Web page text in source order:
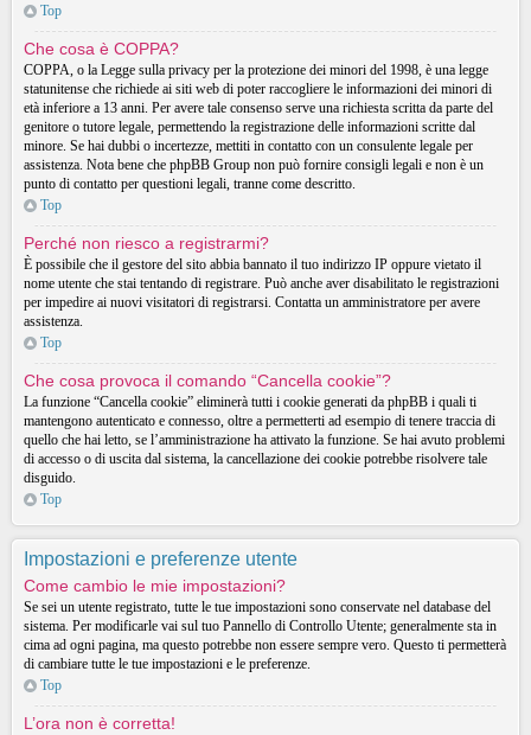
Top
Che cosa è COPPA?
COPPA, o la Legge sulla privacy per la protezione dei minori del 1998, è una legge
statunitense che richiede ai siti web di poter raccogliere le informazioni dei minori di
età inferiore a 13 anni. Per avere tale consenso serve una richiesta scritta da parte del
genitore o tutore legale, permettendo la registrazione delle informazioni scritte dal
minore. Se hai dubbi o incertezze, mettiti in contatto con un consulente legale per
assistenza. Nota bene che phpBB Group non può fornire consigli legali e non è un
punto di contatto per questioni legali, tranne come descritto.
Top
Perché non riesco a registrarmi?
È possibile che il gestore del sito abbia bannato il tuo indirizzo IP oppure vietato il
nome utente che stai tentando di registrare. Può anche aver disabilitato le registrazioni
per impedire ai nuovi visitatori di registrarsi. Contatta un amministratore per avere
assistenza.
Top
Che cosa provoca il comando “Cancella cookie”?
La funzione “Cancella cookie” eliminerà tutti i cookie generati da phpBB i quali ti
mantengono autenticato e connesso, oltre a permetterti ad esempio di tenere traccia di
quello che hai letto, se l’amministrazione ha attivato la funzione. Se hai avuto problemi
di accesso o di uscita dal sistema, la cancellazione dei cookie potrebbe risolvere tale
disguido.
Top
Impostazioni e preferenze utente
Come cambio le mie impostazioni?
Se sei un utente registrato, tutte le tue impostazioni sono conservate nel database del
sistema. Per modificarle vai sul tuo Pannello di Controllo Utente; generalmente sta in
cima ad ogni pagina, ma questo potrebbe non essere sempre vero. Questo ti permetterà
di cambiare tutte le tue impostazioni e le preferenze.
Top
L’ora non è corretta!